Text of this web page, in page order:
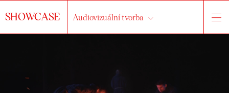
SHOWCASE Audiovizuální tvorba